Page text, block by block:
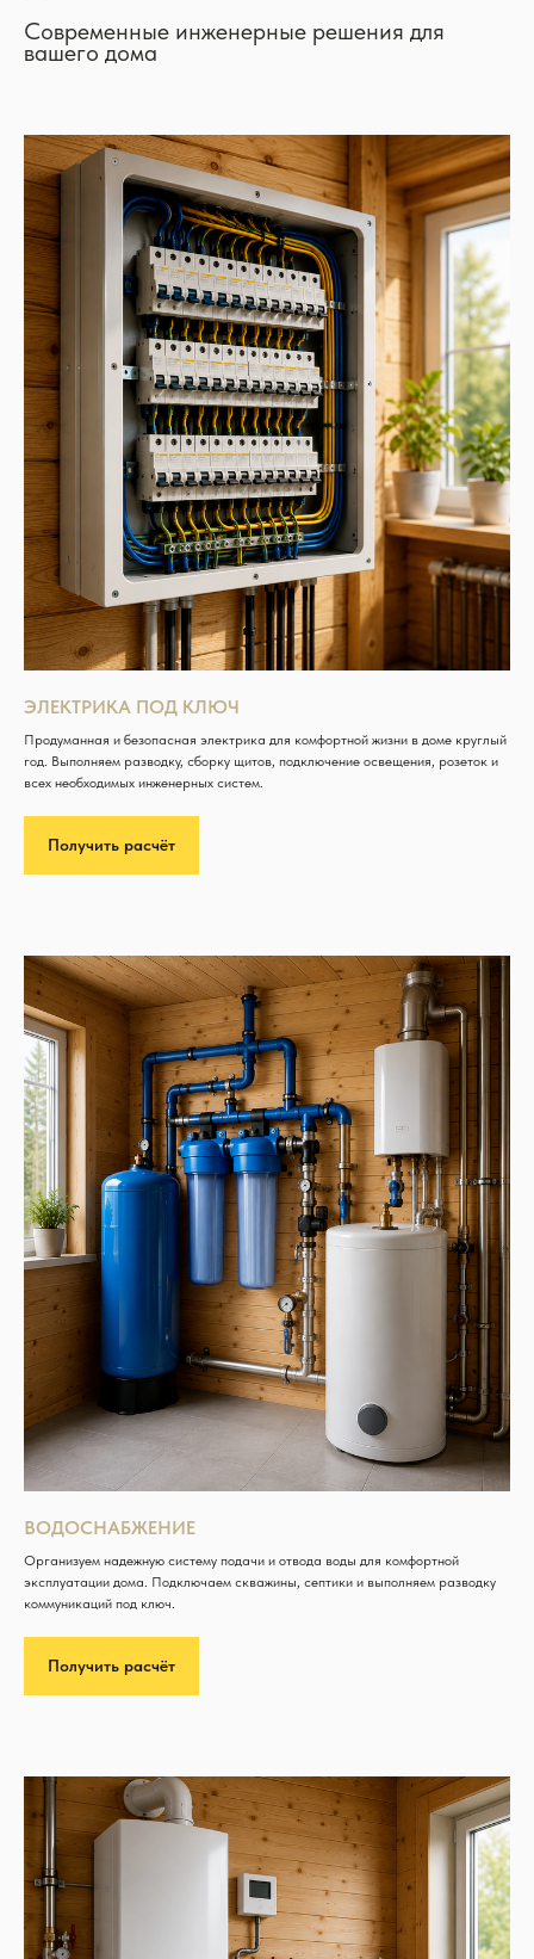
Современные инженерные решения для
вашего дома
ЭЛЕКТРИКА ПОД КЛЮЧ
Продуманная и безопасная электрика для комфортной жизни в доме круглый
год. Выполняем разводку, сборку щитов, подключение освещения, розеток и
всех необходимых инженерных систем.
Получить расчёт
ВОДОСНАБЖЕНИЕ
Организуем надежную систему подачи и отвода воды для комфортной
эксплуатации дома. Подключаем скважины, септики и выполняем разводку
коммуникаций под ключ.
Получить расчёт